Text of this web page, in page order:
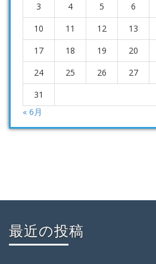
3
4 5 6
10
11 12 13
17
18 19 20
24
25 26 27
31
« 6月
最近の投稿